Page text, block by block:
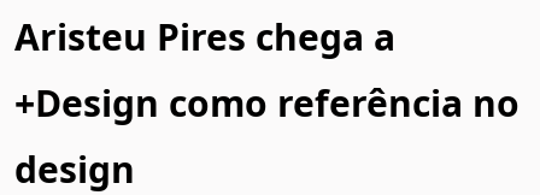
Aristeu Pires chega a
+Design como referência no
design